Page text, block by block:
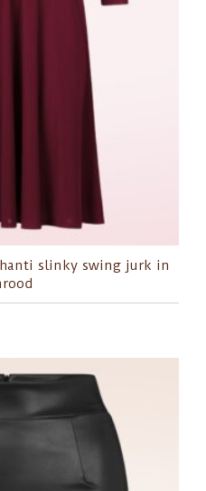
slinky swing jurk in